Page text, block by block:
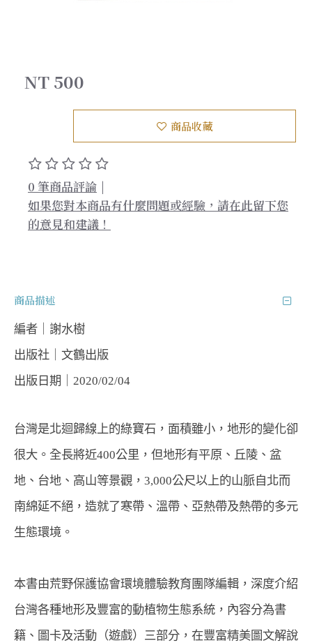
0 筆商品評論 |
如果您對本商品有什麼問題或經驗，請在此留下您
的意見和建議！
NT 500
商品收藏
商品描述
編者｜謝水樹
出版社｜文鶴出版
出版日期｜2020/02/04
台灣是北迴歸線上的綠寶石，面積雖小，地形的變化卻
很大。全長將近400公里，但地形有平原、丘陵、盆
地、台地、高山等景觀，3,000公尺以上的山脈自北而
南綿延不絕，造就了寒帶、溫帶、亞熱帶及熱帶的多元
生態環境。
本書由荒野保護協會環境體驗教育團隊編輯，深度介紹
台灣各種地形及豐富的動植物生態系統，內容分為書
籍、圖卡及活動（遊戲）三部分，在豐富精美圖文解說